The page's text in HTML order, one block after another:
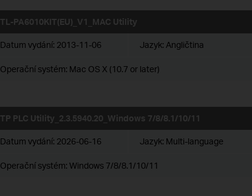
TL-PA6010KIT(EU)_V1_MAC Utility
Datum vydání: 2013-11-06 Jazyk: Angličtina
Operační systém: Mac OS X (10.7 or later)
TP PLC Utility_2.3.5940.20_Windows 7/8/8.1/10/11
Datum vydání: 2026-06-16 Jazyk: Multi-language
Operační systém: Windows 7/8/8.1/10/11